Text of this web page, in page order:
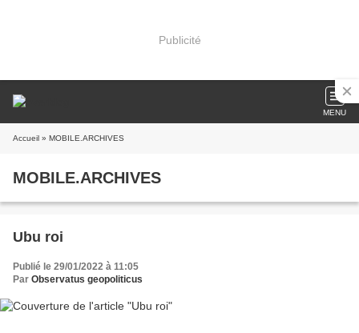
Publicité
MENU
Accueil » MOBILE.ARCHIVES
MOBILE.ARCHIVES
Ubu roi
Publié le 29/01/2022 à 11:05
Par Observatus geopoliticus